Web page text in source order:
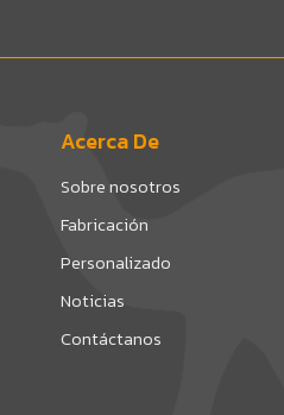
Acerca De
Sobre nosotros
Fabricación
Personalizado
Noticias
Contáctanos